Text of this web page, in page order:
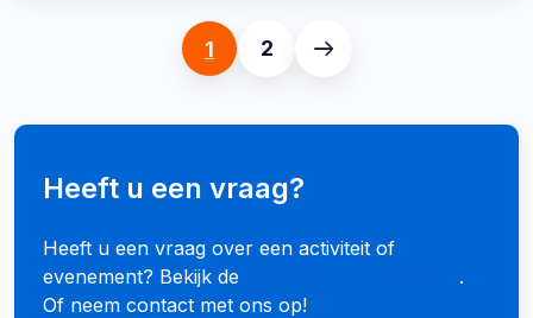
1 2
Volgende
Heeft u een vraag?
Heeft u een vraag over een activiteit of
evenement? Bekijk de
.
Of neem contact met ons op!